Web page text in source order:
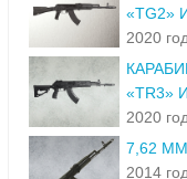
«TG2»
2020
«TR3»
2020
7,62
2014